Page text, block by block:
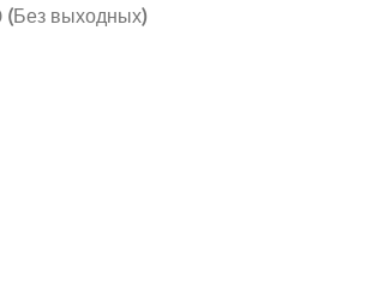
(Без выходных)